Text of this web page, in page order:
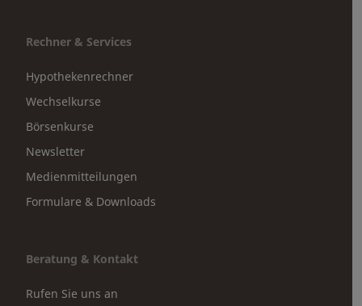
Rechner & Services
Hypothekenrechner
Wechselkurse
Börsenkurse
Newsletter
Medienmitteilungen
Formulare & Downloads
Beratung & Kontakt
Rufen Sie uns an